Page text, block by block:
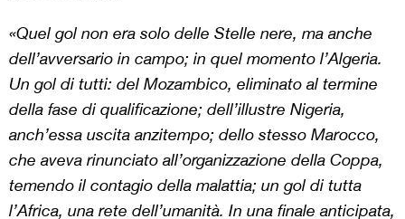
«Quel gol non era solo delle Stelle nere, ma anche
dell’avversario in campo; in quel momento l’Algeria.
Un gol di tutti: del Mozambico, eliminato al termine
della fase di qualificazione; dell’illustre Nigeria,
anch’essa uscita anzitempo; dello stesso Marocco,
che aveva rinunciato all’organizzazione della Coppa,
temendo il contagio della malattia; un gol di tutta
l’Africa, una rete dell’umanità. In una finale anticipata,